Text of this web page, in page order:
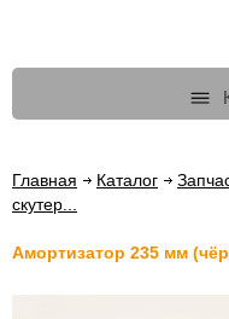
Главная Каталог
скутер...
Амортизатор 235 мм